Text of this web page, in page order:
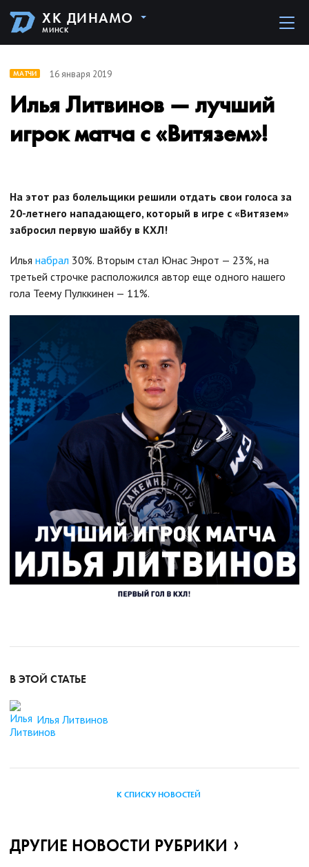
ХК ДИНАМО
МИНСК
МАТЧИ 16 января 2019
Илья Литвинов — лучший
игрок матча с «Витязем»!
На этот раз болельщики решили отдать свои голоса за
20-летнего нападающего, который в игре с «Витязем»
забросил первую шайбу в КХЛ!
Илья набрал 30%. Вторым стал Юнас Энрот — 23%, на
третьей строчке расположился автор еще одного нашего
гола Теему Пулккинен — 11%.
В ЭТОЙ СТАТЬЕ
Илья Литвинов
К СПИСКУ НОВОСТЕЙ
ДРУГИЕ НОВОСТИ РУБРИКИ